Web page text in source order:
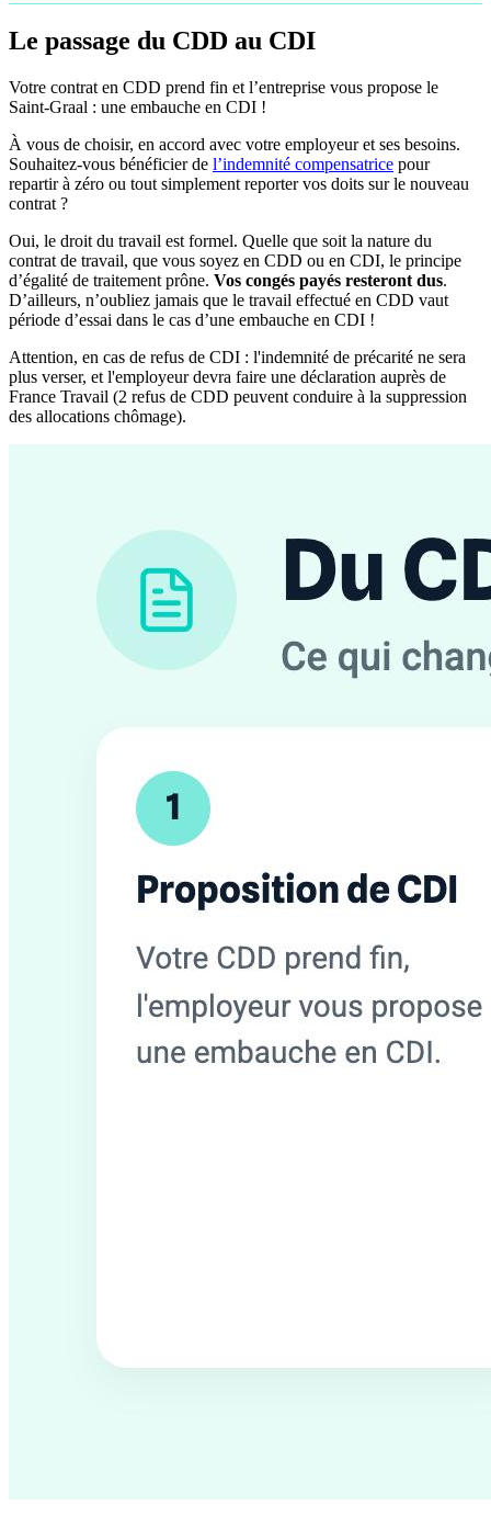
Le passage du CDD au CDI
Votre contrat en CDD prend fin et l’entreprise vous propose le
Saint-Graal : une embauche en CDI !
À vous de choisir, en accord avec votre employeur et ses besoins.
Souhaitez-vous bénéficier de l’indemnité compensatrice pour
repartir à zéro ou tout simplement reporter vos doits sur le nouveau
contrat ?
Oui, le droit du travail est formel. Quelle que soit la nature du
contrat de travail, que vous soyez en CDD ou en CDI, le principe
d’égalité de traitement prône. Vos congés payés resteront dus.
D’ailleurs, n’oubliez jamais que le travail effectué en CDD vaut
période d’essai dans le cas d’une embauche en CDI !
Attention, en cas de refus de CDI : l'indemnité de précarité ne sera
plus verser, et l'employeur devra faire une déclaration auprès de
France Travail (2 refus de CDD peuvent conduire à la suppression
des allocations chômage).